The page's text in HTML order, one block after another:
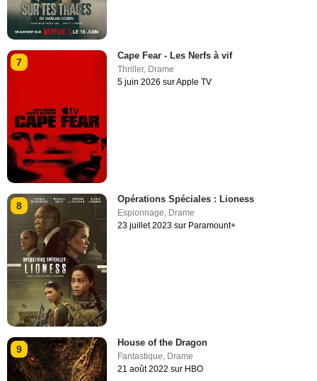
7
Cape Fear - Les Nerfs à vif
Thriller, Drame
5 juin 2026 sur Apple TV
8
Opérations Spéciales : Lioness
Espionnage, Drame
23 juillet 2023 sur Paramount+
9
House of the Dragon
Fantastique, Drame
21 août 2022 sur HBO